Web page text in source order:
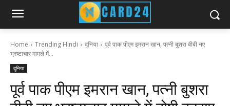
Home Trending Hindi दुनिया
पूर्व पाक पीएम इमरान खान, पत्नी बुशरा बीबी नए
भ्रष्टाचार मामले में...
दुनिया
पूर्व पाक पीएम इमरान खान, पत्नी बुशरा